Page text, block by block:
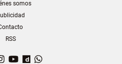
somos
RSS
Instagram
YouTubeDailymotion